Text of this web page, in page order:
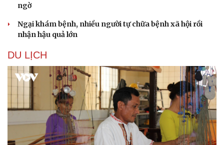
ngờ
Ngại khám bệnh, nhiều người tự chữa bệnh xã hội rồi
nhận hậu quả lớn
DU LỊCH